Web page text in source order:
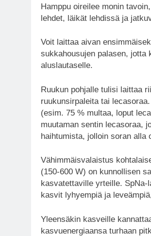
Hamppu oireilee monin
lehdet, läikät lehdissä ja
Voit laittaa aivan
sukkahousujen palasen, jotta
aluslautaselle.
Ruukun pohjalle tulisi laittaa
ruukunsirpaleita tai
(esim. 75 % multaa, loput
muutaman sentin lecasoraa,
haihtumista, jolloin soran alla
Vähimmäisvalaistus
(150-600 W) on kunnollisen
kasvatettaville yrteille. SpNa-
kasvit lyhyempiä ja
Yleensäkin kasveille
kasvuenergiaansa turhaan